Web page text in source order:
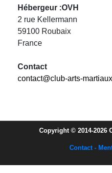
Hébergeur :OVH
2 rue Kellermann
59100 Roubaix
France
Contact
contact@club-arts-
Copyright © 2014-2026
Contact -